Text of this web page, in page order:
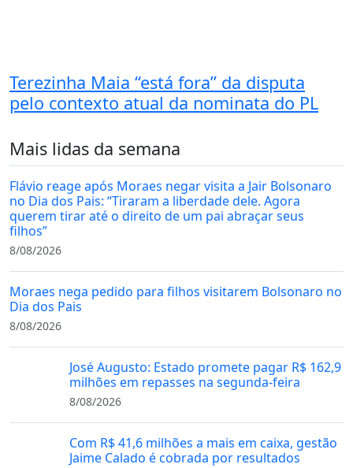
Terezinha Maia “está fora” da disputa
pelo contexto atual da nominata do PL
Mais lidas da semana
Flávio reage após Moraes negar visita a Jair Bolsonaro
no Dia dos Pais: “Tiraram a liberdade dele. Agora
querem tirar até o direito de um pai abraçar seus
filhos”
8/08/2026
Moraes nega pedido para filhos visitarem Bolsonaro no
Dia dos Pais
8/08/2026
José Augusto: Estado promete pagar R$ 162,9
milhões em repasses na segunda-feira
8/08/2026
Com R$ 41,6 milhões a mais em caixa, gestão
Jaime Calado é cobrada por resultados